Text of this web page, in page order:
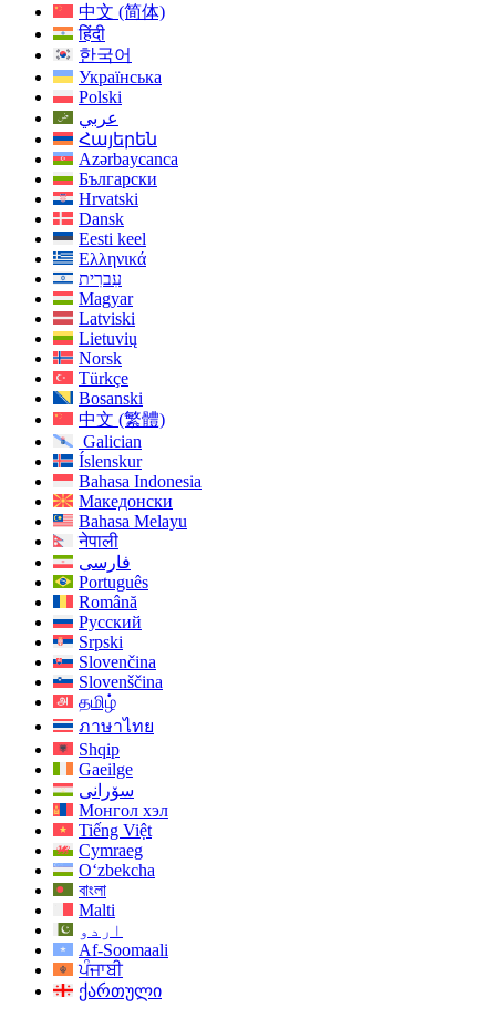
中文 (简体)
हिंदी
한국어
Українська
Polski
عربي
Հայերեն
Azərbaycanca
Български
Hrvatski
Dansk
Eesti keel
Ελληνικά
עִברִית
Magyar
Latviski
Lietuvių
Norsk
Türkçe
Bosanski
中文 (繁體)
Galician
Íslenskur
Bahasa Indonesia
Македонски
Bahasa Melayu
नेपाली
فارسی
Português
Română
Русский
Srpski
Slovenčina
Slovenščina
தமிழ்
ภาษาไทย
Shqip
Gaeilge
سۆرانی
Монгол хэл
Tiếng Việt
Cymraeg
O‘zbekcha
বাংলা
Malti
اردو
Af-Soomaali
ਪੰਜਾਬੀ
ქართული